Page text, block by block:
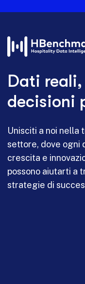
Dati reali,
decisioni
Unisciti a noi
settore, dove ogni
crescita e
possono aiutarti a
strategie di